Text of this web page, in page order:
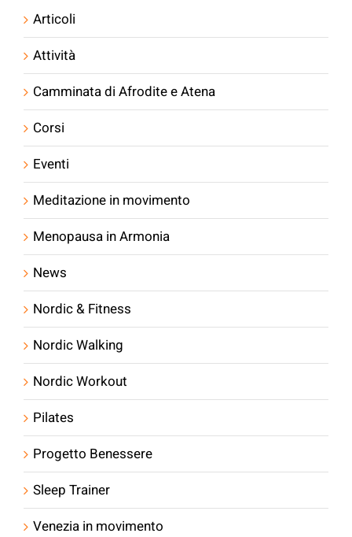
Articoli
Attività
Camminata di Afrodite e Atena
Corsi
Eventi
Meditazione in movimento
Menopausa in Armonia
News
Nordic & Fitness
Nordic Walking
Nordic Workout
Pilates
Progetto Benessere
Sleep Trainer
Venezia in movimento